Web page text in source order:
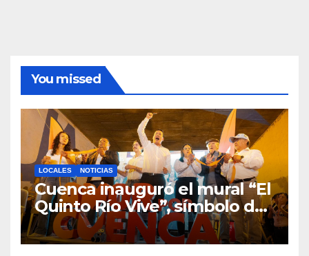
You missed
LOCALES NOTICIAS
Cuenca inauguró el mural “El
Quinto Río Vive”, símbolo de
la defensa ciudadana del
agua